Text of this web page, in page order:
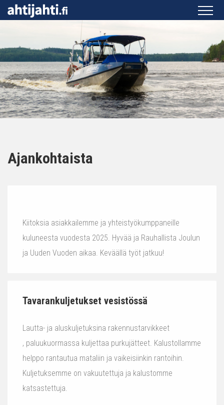
Ajankohtaista
Kiitoksia asiakkailemme ja yhteistyökumppaneille
kuluneesta vuodesta 2025. Hyvää ja Rauhallista Joulun
ja Uuden Vuoden aikaa. Keväällä työt jatkuu!
Tavarankuljetukset vesistössä
Lautta- ja aluskuljetuksina rakennustarvikkeet
, paluukuormassa kuljettaa purkujätteet. Kalustollamme
helppo rantautua mataliin ja vaikeisiinkin rantoihin.
Kuljetuksemme on vakuutettuja ja kalustomme
katsastettuja.